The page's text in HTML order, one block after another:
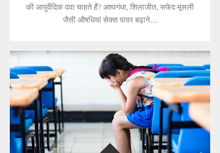
की आयुर्वेदिक दवा चाहते हैं? अश्वगंधा, शिलाजीत, सफेद मूसली
जैसी औषधियां सेक्स पावर बढ़ाने…